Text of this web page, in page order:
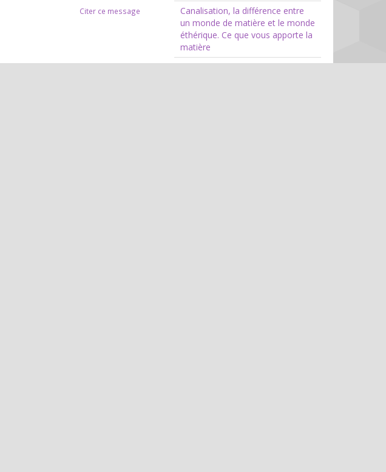
Citer ce message
Canalisation, la différence entre
un monde de matière et le monde
éthérique. Ce que vous apporte la
matière